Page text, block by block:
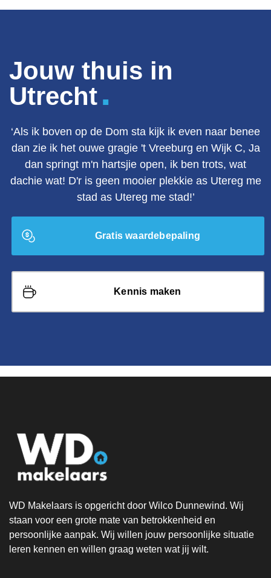
Jouw thuis in
Utrecht.
‘Als ik boven op de Dom sta kijk ik even naar benee
dan zie ik het ouwe gragie 't Vreeburg en Wijk C, Ja
dan springt m'n hartsjie open, ik ben trots, wat
dachie wat! D'r is geen mooier plekkie as Utereg me
stad as Utereg me stad!’
Gratis waardebepaling
Kennis maken
WD Makelaars is opgericht door Wilco Dunnewind. Wij
staan voor een grote mate van betrokkenheid en
persoonlijke aanpak. Wij willen jouw persoonlijke situatie
leren kennen en willen graag weten wat jij wilt.